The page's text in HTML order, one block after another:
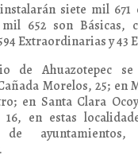
siete mil 671
652 son Básicas,
Extraordinarias y 43
de Ahuazotepec
Morelos, 25; en
en Santa Clara
16, en estas
de